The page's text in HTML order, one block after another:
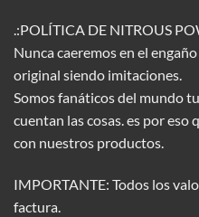
.:POLÍTICA DE NITROUS
Nunca caeremos en el
original siendo imitaciones.
Somos fanáticos del mundo
cuentan las cosas. es por eso
con nuestros productos.
IMPORTANTE: Todos los
factura.